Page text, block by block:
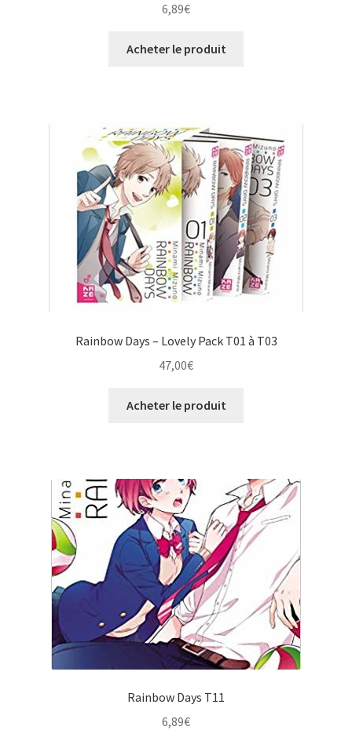
6,89€
Acheter le produit
Rainbow Days – Lovely Pack T01 à T03
47,00€
Acheter le produit
Rainbow Days T11
6,89€